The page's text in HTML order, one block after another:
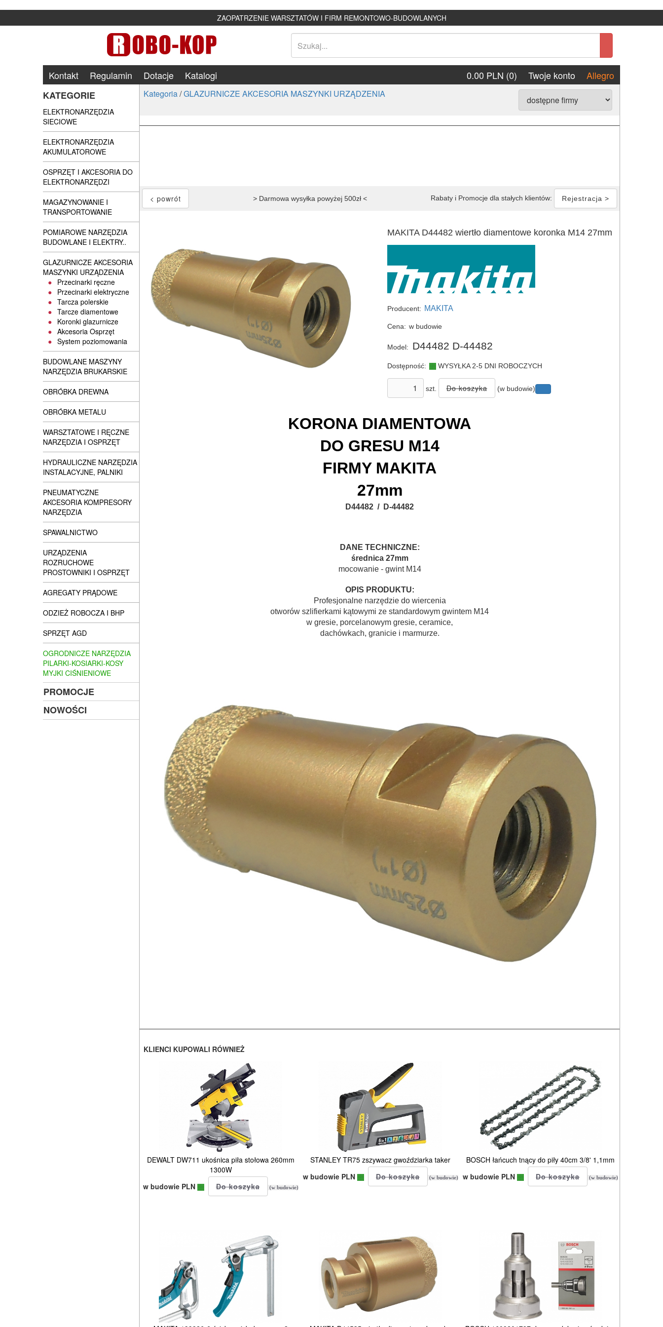
ZAOPATRZENIE WARSZTATÓW I FIRM REMONTOWO-BUDOWLANYCH
Kontakt Regulamin Dotacje Katalogi 0.00 PLN (0) Twoje konto
Allegro
KATEGORIE
ELEKTRONARZĘDZIA
SIECIOWE
ELEKTRONARZĘDZIA
AKUMULATOROWE
OSPRZĘT I AKCESORIA DO
ELEKTRONARZĘDZI
MAGAZYNOWANIE I
TRANSPORTOWANIE
POMIAROWE NARZĘDZIA
BUDOWLANE I ELEKTRY..
GLAZURNICZE AKCESORIA
MASZYNKI URZĄDZENIA
Przecinarki ręczne
Przecinarki elektryczne
Tarcza polerskie
Tarcze diamentowe
Koronki glazurnicze
Akcesoria Osprzęt
System poziomowania
BUDOWLANE MASZYNY
NARZĘDZIA BRUKARSKIE
OBRÓBKA DREWNA
OBRÓBKA METALU
WARSZTATOWE I RĘCZNE
NARZĘDZIA I OSPRZĘT
HYDRAULICZNE NARZĘDZIA
INSTALACYJNE, PALNIKI
PNEUMATYCZNE
AKCESORIA KOMPRESORY
NARZĘDZIA
SPAWALNICTWO
URZĄDZENIA
ROZRUCHOWE
PROSTOWNIKI I OSPRZĘT
AGREGATY PRĄDOWE
ODZIEŻ ROBOCZA I BHP
SPRZĘT AGD
OGRODNICZE NARZĘDZIA
PILARKI-KOSIARKI-KOSY
MYJKI CIŚNIENIOWE
PROMOCJE
NOWOŚCI
Kategoria/GLAZURNICZE AKCESORIA MASZYNKI URZĄDZENIA
> Darmowa wysyłka powyżej 500zł < Rabaty i Promocje dla stałych klientów: Rejestracja >
MAKITA D44482 wiertło diamentowe koronka M14 27mm
Producent: MAKITA
Cena: w budowie
Model: D44482 D-44482
Dostępność: WYSYŁKA 2-5 DNI ROBOCZYCH
szt. (w budowie)
KORONA DIAMENTOWA
DO GRESU M14
FIRMY MAKITA
27mm
D44482 / D-44482
DANE TECHNICZNE:
średnica 27mm
mocowanie - gwint M14
OPIS PRODUKTU:
Profesjonalne narzędzie do wiercenia
otworów szlifierkami kątowymi ze standardowym gwintem M14
w gresie, porcelanowym gresie, ceramice,
dachówkach, granicie i marmurze.
KLIENCI KUPOWALI RÓWNIEŻ
DEWALT DW711 ukośnica piła stołowa 260mm
1300W
w budowie PLN
(w budowie)
STANLEY TR75 zszywacz gwoździarka taker
w budowie PLN
(w budowie)
BOSCH łańcuch tnący do piły 40cm 3/8' 1,1mm
w budowie PLN
(w budowie)